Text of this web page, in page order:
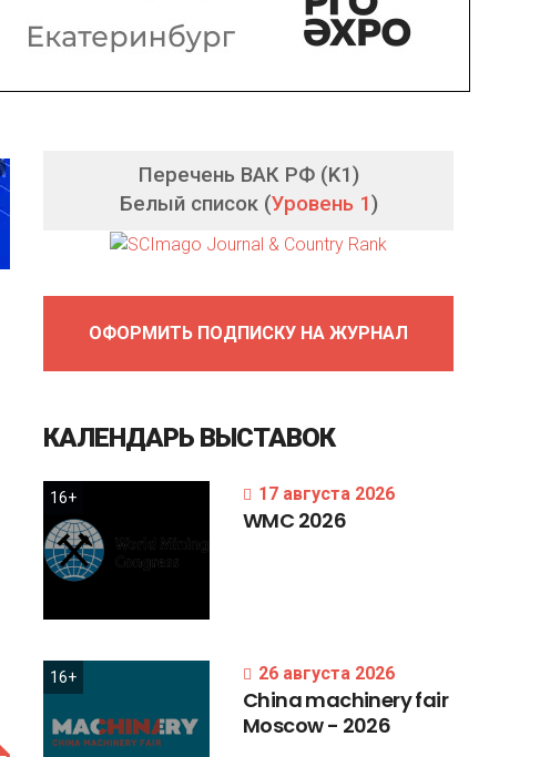
Перечень ВАК РФ (K1)
Белый список (Уровень 1)
ОФОРМИТЬ ПОДПИСКУ НА ЖУРНАЛ
КАЛЕНДАРЬ ВЫСТАВОК
16+ 17 августа 2026
WMC 2026
16+ 26 августа 2026
Chinamachineryfair
Moscow- 2026